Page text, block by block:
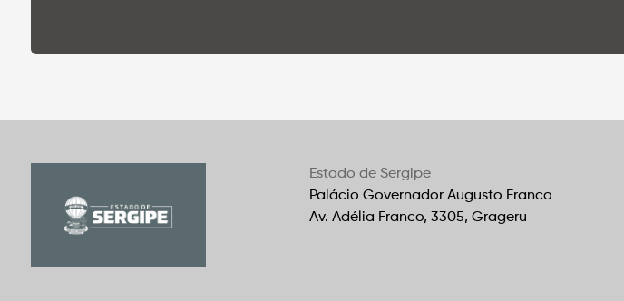
Estado de Sergipe
Palácio Governador Augusto Franco
Av. Adélia Franco, 3305, Grageru